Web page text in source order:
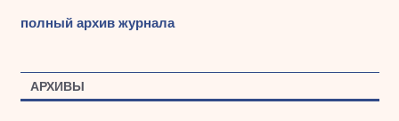
полный архив журнала
АРХИВЫ